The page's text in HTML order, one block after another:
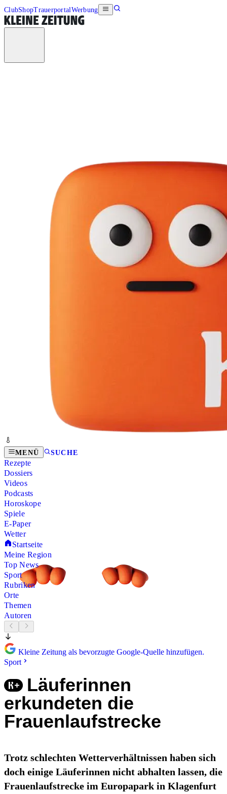
ClubShopTrauerportalWerbung
MENÜ SUCHE
Rezepte
Dossiers
Videos
Podcasts
Horoskope
Spiele
E-Paper
Wetter
Startseite
Meine Region
Top News
Sport
Rubriken
Orte
Themen
Autoren
Kleine Zeitung als bevorzugte Google-Quelle hinzufügen.
Sport
Läuferinnen
erkundeten die
Frauenlaufstrecke
Trotz schlechten Wetterverhältnissen haben sich
doch einige Läuferinnen nicht abhalten lassen, die
Frauenlaufstrecke im Europapark in Klagenfurt